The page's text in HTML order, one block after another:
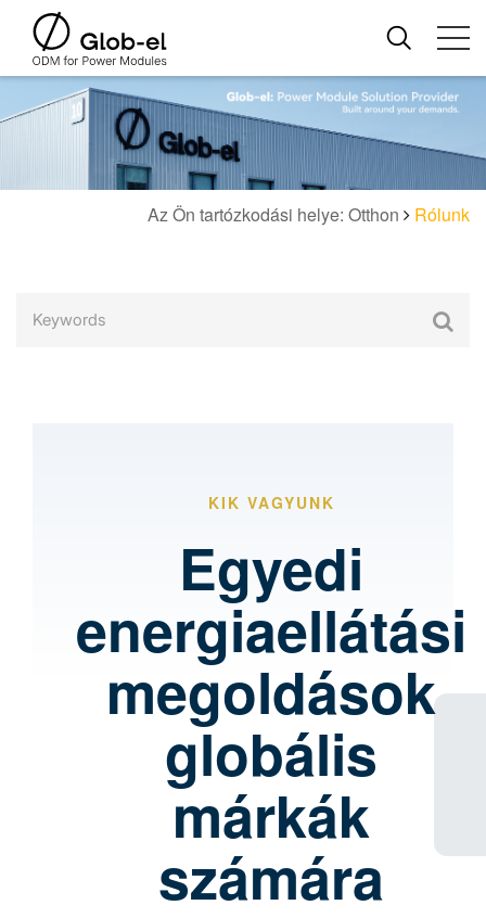
Az Ön tartózkodási helye: Otthon Rólunk
KIK VAGYUNK
Egyedi
energiaellátási
megoldások
globális
márkák
számára